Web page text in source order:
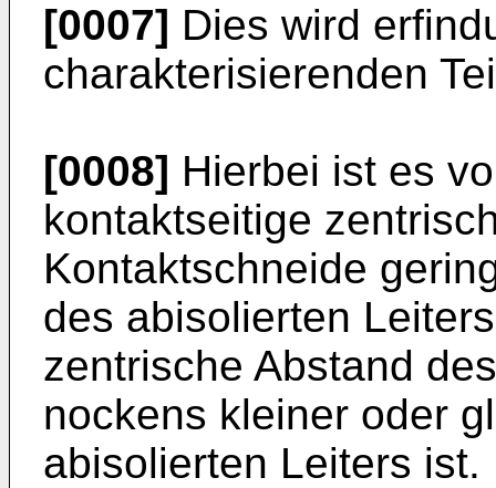
[0007] Dies wird
charakterisierenden
[0008] Hierbei ist es
kontaktseitige
Kontaktschneide
des abisolierten
zentrische Abstand
nockens kleiner oder
abisolierten Leiters ist.